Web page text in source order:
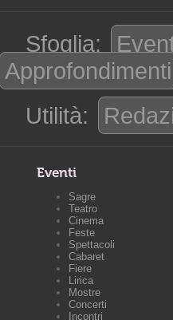
Sfoglia:
Approfondimenti
Utilità:
Eventi
Sagre
Teatro
Cinema
Feste
Spettacoli
Cabaret
Fiere
Lirica
Mostre
Concerti
Incontri